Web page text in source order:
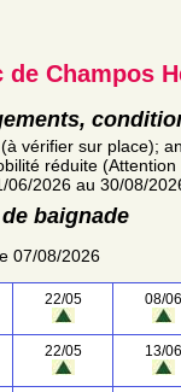
de Champos
vérifier sur place);
réduite
06/2026 au 30/08/
baignade
07/08/2026
22/05 08/06
22/05 13/06